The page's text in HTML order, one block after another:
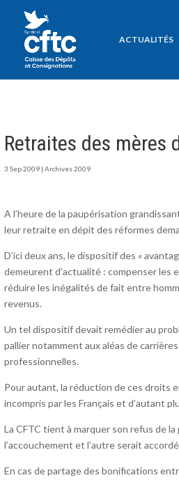
ACTUALITÉS
Retraites des mères
3 Sep 2009 |Archives 2009
A l’heure de la paupérisation
leur retraite en dépit des réformes
D’ici deux ans, le dispositif des «
demeurent d’actualité : compenser
réduire les inégalités de fait entre
revenus.
Un tel dispositif devait remédier au
pallier notamment aux aléas de
professionnelles.
Pour autant, la réduction de ces droits
incompris par les Français et d’autant
La CFTC tient à marquer son refus de
l’accouchement et l’autre serait
En cas de partage des bonifications